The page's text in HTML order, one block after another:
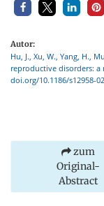
Autor:
Hu, J., Xu, W., Yang, H.,
reproductive disorders: a
doi.org/10.1186/s12958-
zum
Original-
Abstract